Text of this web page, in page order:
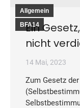
Allgemein
BFA14
Ein
nicht
14 Mai, 2023
Zum Gesetz